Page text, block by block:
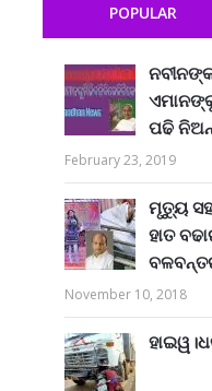
POPULAR
ପଢି
February 23, 2019
ମୃତ୍ୟୁ
ହାତ
November 10, 2018